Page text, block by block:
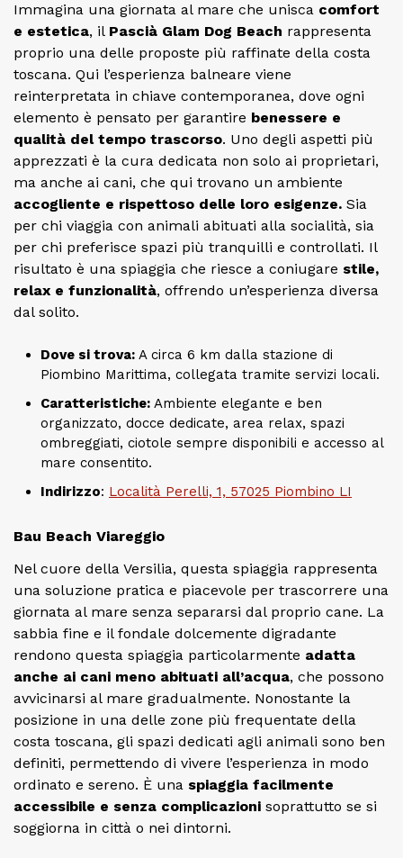
Immagina una giornata al mare che unisca comfort
e estetica, il Pascià Glam Dog Beach rappresenta
proprio una delle proposte più raffinate della costa
toscana. Qui l’esperienza balneare viene
reinterpretata in chiave contemporanea, dove ogni
elemento è pensato per garantire benessere e
qualità del tempo trascorso. Uno degli aspetti più
apprezzati è la cura dedicata non solo ai proprietari,
ma anche ai cani, che qui trovano un ambiente
accogliente e rispettoso delle loro esigenze. Sia
per chi viaggia con animali abituati alla socialità, sia
per chi preferisce spazi più tranquilli e controllati. Il
risultato è una spiaggia che riesce a coniugare stile,
relax e funzionalità, offrendo un’esperienza diversa
dal solito.
Dove si trova: A circa 6 km dalla stazione di
Piombino Marittima, collegata tramite servizi locali.
Caratteristiche: Ambiente elegante e ben
organizzato, docce dedicate, area relax, spazi
ombreggiati, ciotole sempre disponibili e accesso al
mare consentito.
Indirizzo: Località Perelli, 1, 57025 Piombino LI
Bau Beach Viareggio
Nel cuore della Versilia, questa spiaggia rappresenta
una soluzione pratica e piacevole per trascorrere una
giornata al mare senza separarsi dal proprio cane. La
sabbia fine e il fondale dolcemente digradante
rendono questa spiaggia particolarmente adatta
anche ai cani meno abituati all’acqua, che possono
avvicinarsi al mare gradualmente. Nonostante la
posizione in una delle zone più frequentate della
costa toscana, gli spazi dedicati agli animali sono ben
definiti, permettendo di vivere l’esperienza in modo
ordinato e sereno. È una spiaggia facilmente
accessibile e senza complicazioni soprattutto se si
soggiorna in città o nei dintorni.